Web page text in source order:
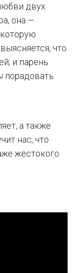
двух
она —
что
и парень
порадовать
а также
нас, что
жестокого